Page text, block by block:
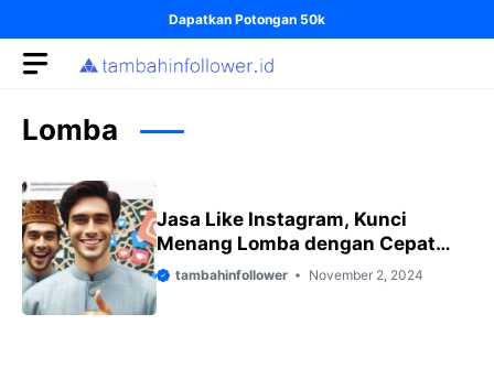
to
content
Dapatkan Potongan 50k
Lomba
Jasa Like Instagram, Kunci
Menang Lomba dengan Cepat
dan Terjamin
tambahinfollower November 2, 2024